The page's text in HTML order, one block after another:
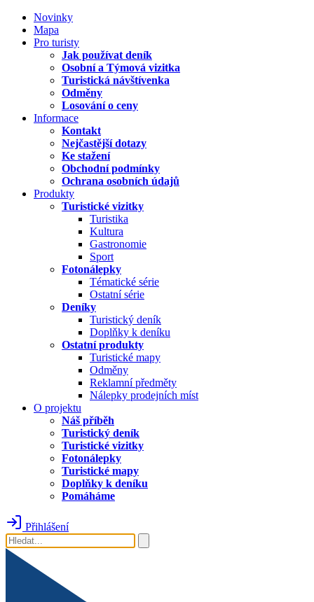
Novinky
Mapa
Pro turisty
Jak používat deník
Osobní a Týmová vizitka
Turistická návštívenka
Odměny
Losování o ceny
Informace
Kontakt
Nejčastější dotazy
Ke stažení
Obchodní podmínky
Ochrana osobních údajů
Produkty
Turistické vizitky
Turistika
Kultura
Gastronomie
Sport
Fotonálepky
Tématické série
Ostatní série
Deníky
Turistický deník
Doplňky k deníku
Ostatní produkty
Turistické mapy
Odměny
Reklamní předměty
Nálepky prodejních míst
O projektu
Náš příběh
Turistický deník
Turistické vizitky
Fotonálepky
Turistické mapy
Doplňky k deníku
Pomáháme
Přihlášení